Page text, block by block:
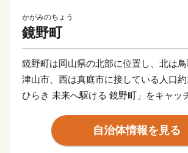
かがみのちょう
鏡野町
鏡野町は岡山県の北部に位置し、北は
津山市、西は真庭市に接している人口
ひらき 未来へ駆ける 鏡野町」をキャッ
地域となっており、様々な自然の恵みや
しています。鏡野町には森や渓谷、田園
自治体情報を見る